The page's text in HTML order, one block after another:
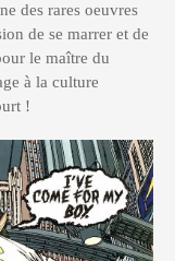
des rares oeuvres
de se marrer et de
le maître du
à la culture
!